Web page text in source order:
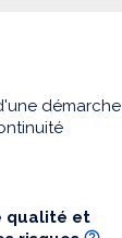
démarche
qualité et